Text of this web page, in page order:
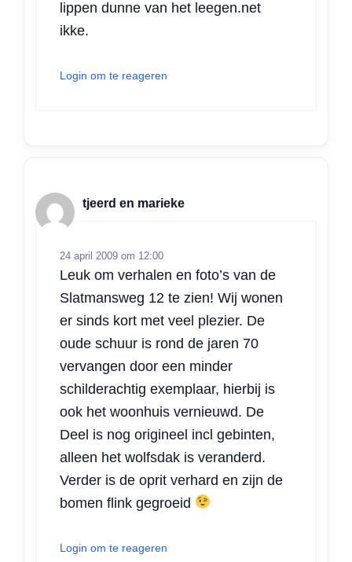
lippen dunne van het leegen.net
ikke.
Login om te reageren
tjeerd en marieke
24 april 2009 om 12:00
Leuk om verhalen en foto’s van de
Slatmansweg 12 te zien! Wij wonen
er sinds kort met veel plezier. De
oude schuur is rond de jaren 70
vervangen door een minder
schilderachtig exemplaar, hierbij is
ook het woonhuis vernieuwd. De
Deel is nog origineel incl gebinten,
alleen het wolfsdak is veranderd.
Verder is de oprit verhard en zijn de
bomen flink gegroeid
Login om te reageren